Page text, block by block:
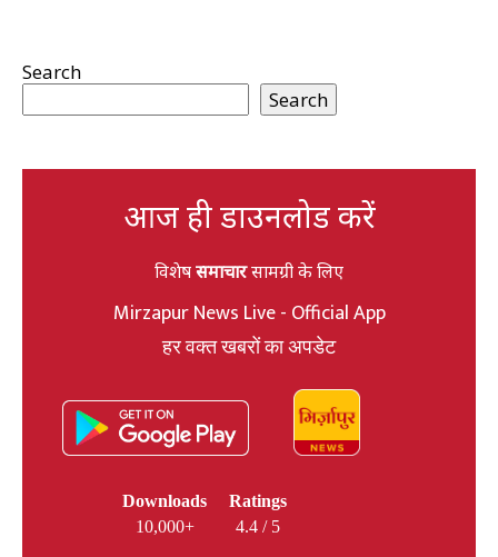
Search
Search
आज ही डाउनलोड करें
विशेषसमाचारसामग्री के लिए
Mirzapur News Live - Official App
हर वक्त खबरों का अपडेट
Downloads
10,000+
Ratings
4.4 / 5